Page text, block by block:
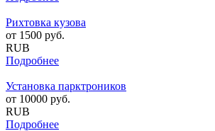
Рихтовка кузова
от 1500 руб.
RUB
Подробнее
Установка парктроников
от 10000 руб.
RUB
Подробнее